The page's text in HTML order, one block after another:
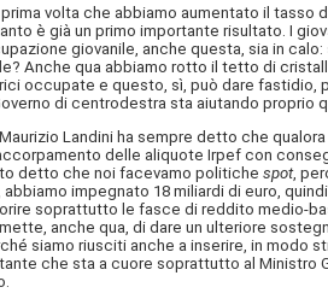
volta che abbiamo aumentato il tasso
è già un primo importante risultato. I
giovanile, anche questa, sia in
Anche qua abbiamo rotto il tetto di
occupate e questo, sì, può dare
di centrodestra sta aiutando
Landini ha sempre detto che
delle aliquote Irpef con
detto che noi facevamo politichespot,
abbiamo impegnato 18 miliardi di euro,
soprattutto le fasce di reddito medio-
anche qua, di dare un ulteriore
siamo riusciti anche a inserire, in modo
che sta a cuore soprattutto al Ministro